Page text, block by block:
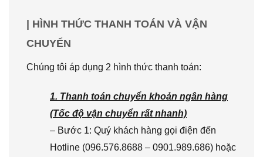
| HÌNH THỨC THANH TOÁN VÀ VẬN
CHUYỂN
Chúng tôi áp dụng 2 hình thức thanh toán:
1. Thanh toán chuyển khoản ngân hàng
(Tốc độ vận chuyển rất nhanh)
– Bước 1: Quý khách hàng gọi điện đến
Hotline (096.576.8688 – 0901.989.686) hoặc